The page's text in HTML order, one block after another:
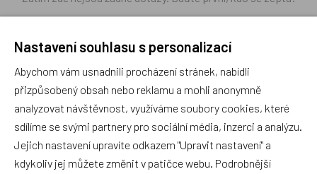
Recenze
Produkt zatím nemá žádné hodnocení,
buďte první, kdo
produkt ohodnotí!
Nastavení souhlasu s personalizací
Abychom vám usnadnili procházení stránek, nabídli
přizpůsobený obsah nebo reklamu a mohli anonymně
analyzovat návštěvnost, využíváme soubory cookies, které
sdílíme se svými partnery pro sociální média, inzerci a analýzu.
Jejich nastavení upravíte odkazem "Upravit nastavení" a
kdykoliv jej můžete změnit v patičce webu. Podrobnější